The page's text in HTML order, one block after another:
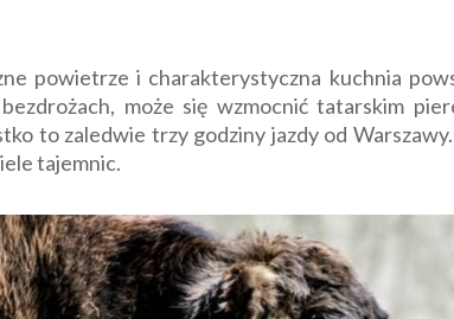
powietrze i charakterystyczna kuchnia
może się wzmocnić tatarskim
to zaledwie trzy godziny jazdy od
tajemnic.